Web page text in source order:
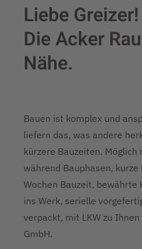
Liebe Greizer!
Die Acker
Nähe.
Bauen ist komplex und
liefern das, was andere
kürzere Bauzeiten.
während Bauphasen,
Wochen Bauzeit,
ins Werk, serielle
verpackt, mit LKW zu
GmbH.